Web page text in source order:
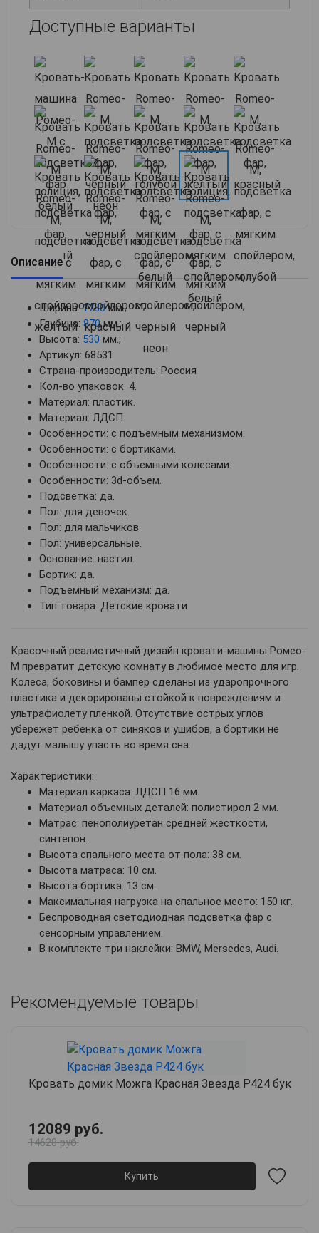
Доступные варианты
Описание
Ширина:1780мм.;
Глубина: 870мм.;
Высота: 530 мм.;
Артикул: 68531
Страна-производитель: Россия
Кол-во упаковок: 4.
Материал: пластик.
Материал: ЛДСП.
Особенности: с подъемным механизмом.
Особенности: с бортиками.
Особенности: с объемными колесами.
Особенности: 3d-объем.
Подсветка: да.
Пол: для девочек.
Пол: для мальчиков.
Пол: универсальные.
Основание: настил.
Бортик: да.
Подъемный механизм: да.
Тип товара: Детские кровати
Красочный реалистичный дизайн кровати-машины Ромео-
М превратит детскую комнату в любимое место для игр.
Колеса, боковины и бампер сделаны из ударопрочного
пластика и декорированы стойкой к повреждениям и
ультрафиолету пленкой. Отсутствие острых углов
убережет ребенка от синяков и ушибов, а бортики не
дадут малышу упасть во время сна.
Характеристики:
Материал каркаса: ЛДСП 16 мм.
Материал объемных деталей: полистирол 2 мм.
Матрас: пенополиуретан средней жесткости,
синтепон.
Высота спального места от пола: 38 см.
Высота матраса: 10 см.
Высота бортика: 13 см.
Максимальная нагрузка на спальное место: 150 кг.
Беспроводная светодиодная подсветка фар с
сенсорным управлением.
В комплекте три наклейки: BMW, Mersedes, Audi.
Рекомендуемые товары
Кровать домик Можга Красная Звезда Р424 бук
12089 руб.
14628 руб.
Купить